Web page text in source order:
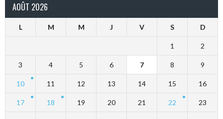
AOÛT 2026
L M M J V S D
1 2
3 4 5 6 7 8 9
10 11 12 13 14 15 16
17 18 19 20 21 22 23